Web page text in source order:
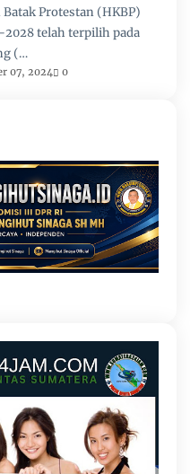
Protestan (HKBP)
2028 telah terpilih pada
(…
07, 2024 0